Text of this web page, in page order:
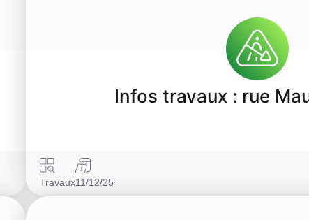
Infos travaux : rue
Travaux11/12/25